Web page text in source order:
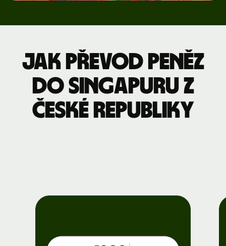
Jak převod peněz
do Singapuru z
České republiky